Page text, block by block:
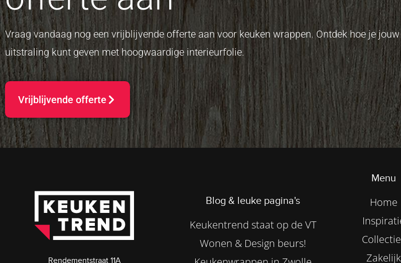
Vraag vandaag nog een vrijblijvende offerte aan voor keuken wrappen. Ontdek hoe je
uitstraling kunt geven met hoogwaardige interieurfolie.
Vrijblijvende offerte
Rendementstraat 11A
Blog & leuke pagina's
Keukentrend staat op de VT
Wonen & Design beurs!
Menu
Home
Zakelijk